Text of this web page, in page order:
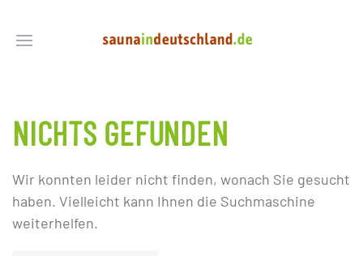
NICHTS GEFUNDEN
Wir konnten leider nicht finden, wonach Sie gesucht
haben. Vielleicht kann Ihnen die Suchmaschine
weiterhelfen.